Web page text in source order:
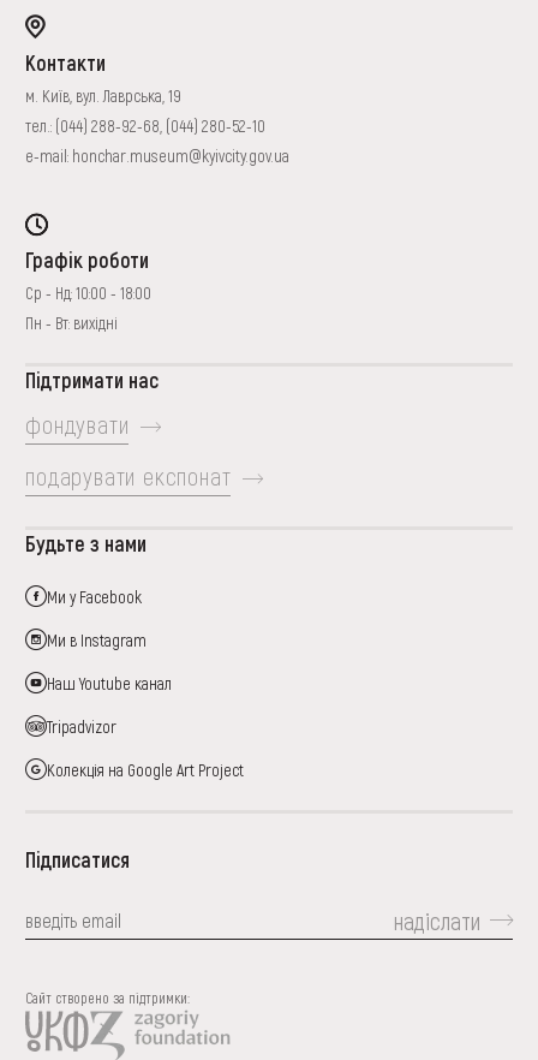
Контакти
м. Київ, вул. Лаврська, 19
тел.: (044) 288-92-68 (044) 280-52-10
e-mail: honchar.museum@kyivcity.gov.ua
Графік роботи
Ср - Нд: 10:00 - 18:00
Пн - Вт: вихідні
Підтримати нас
фондувати
подарувати експонат
Будьте з нами
Ми у Facebook
Ми в Instagram
Наш Youtube канал
Tripadvizor
Колекція на Google Art Project
Підписатися
надіслати
Сайт створено за підтримки: